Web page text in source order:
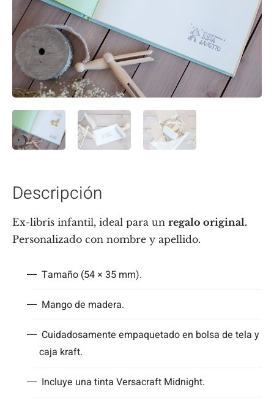
Descripción
Ex-libris infantil, ideal para un regalo original.
Personalizado con nombre y apellido.
Tamaño (54 × 35 mm).
Mango de madera.
Cuidadosamente empaquetado en bolsa de tela y
caja kraft.
Incluye una tinta Versacraft Midnight.